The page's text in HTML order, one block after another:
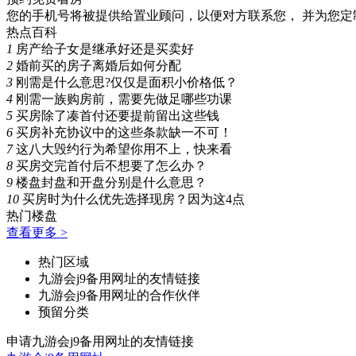
您的手机号将被提供给置业顾问，以便对方联系您， 并为您定
热点百科
1 房产给子女是继承好还是买卖好
2 婚前买的房子离婚后如何分配
3 刚需是什么意思?仅仅是面积小价格低？
4 刚需一族购房前，需要先做足哪些功课
5 买房除了凑首付还要提前留出这些钱
6 买房补充协议中的这些条款缺一不可！
7 这八大毁约行为希望你用不上，快来看
8 买房交完首付后不想要了怎么办？
9 楼盘封盘和开盘分别是什么意思？
10 买房时为什么优先选择现房？因为这4点
热门楼盘
查看更多 >
热门区域
九游会j9备用网址的友情链接
九游会j9备用网址的合作伙伴
预留分类
申请九游会j9备用网址的友情链接